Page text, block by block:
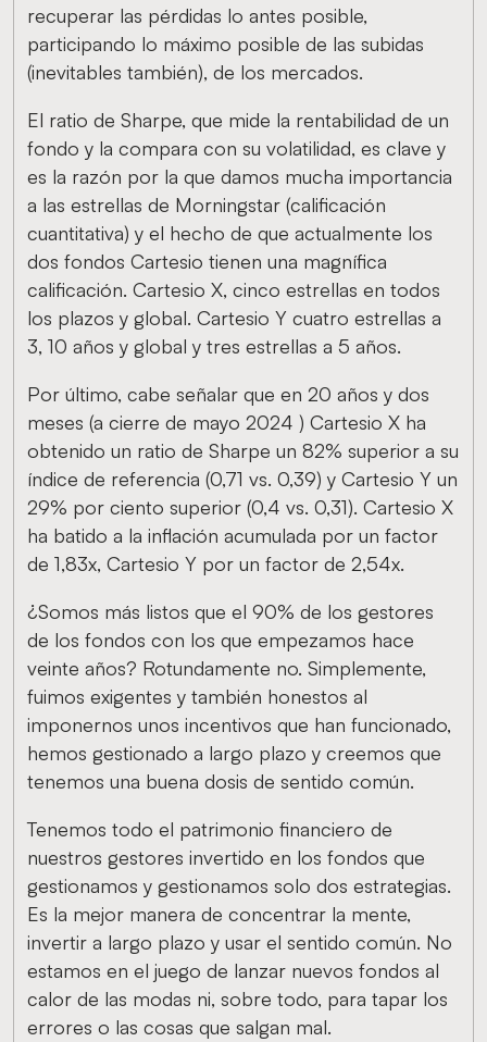
recuperar las pérdidas lo antes posible,
participando lo máximo posible de las subidas
(inevitables también), de los mercados.
El ratio de Sharpe, que mide la rentabilidad de un
fondo y la compara con su volatilidad, es clave y
es la razón por la que damos mucha importancia
a las estrellas de Morningstar (calificación
cuantitativa) y el hecho de que actualmente los
dos fondos Cartesio tienen una magnífica
calificación. Cartesio X, cinco estrellas en todos
los plazos y global. Cartesio Y cuatro estrellas a
3, 10 años y global y tres estrellas a 5 años.
Por último, cabe señalar que en 20 años y dos
meses (a cierre de mayo 2024 ) Cartesio X ha
obtenido un ratio de Sharpe un 82% superior a su
índice de referencia (0,71 vs. 0,39) y Cartesio Y un
29% por ciento superior (0,4 vs. 0,31). Cartesio X
ha batido a la inflación acumulada por un factor
de 1,83x, Cartesio Y por un factor de 2,54x.
¿Somos más listos que el 90% de los gestores
de los fondos con los que empezamos hace
veinte años? Rotundamente no. Simplemente,
fuimos exigentes y también honestos al
imponernos unos incentivos que han funcionado,
hemos gestionado a largo plazo y creemos que
tenemos una buena dosis de sentido común.
Tenemos todo el patrimonio financiero de
nuestros gestores invertido en los fondos que
gestionamos y gestionamos solo dos estrategias.
Es la mejor manera de concentrar la mente,
invertir a largo plazo y usar el sentido común. No
estamos en el juego de lanzar nuevos fondos al
calor de las modas ni, sobre todo, para tapar los
errores o las cosas que salgan mal.